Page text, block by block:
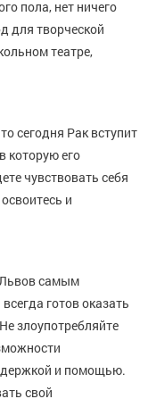
пола, нет ничего
для творческой
театре,
сегодня Рак вступит
которую его
чувствовать себя
и
Львов самым
готов оказать
злоупотребляйте
и помощью.
свой